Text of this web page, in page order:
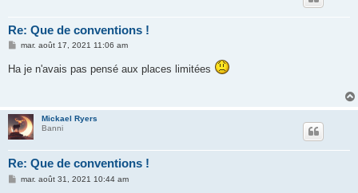
Re: Que de conventions !
M
s
mar. août 17, 2021 11:06 am
Ha je n'avais pas pensé aux places limitées
Mickael Ryers
Banni
Re: Que de conventions !
Mmar. août 31, 2021 10:44 am